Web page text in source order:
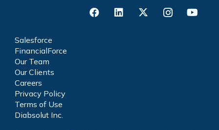
Salesforce
FinancialForce
Our Team
Our Clients
Careers
Privacy Policy
Terms of Use
Diabsolut Inc.